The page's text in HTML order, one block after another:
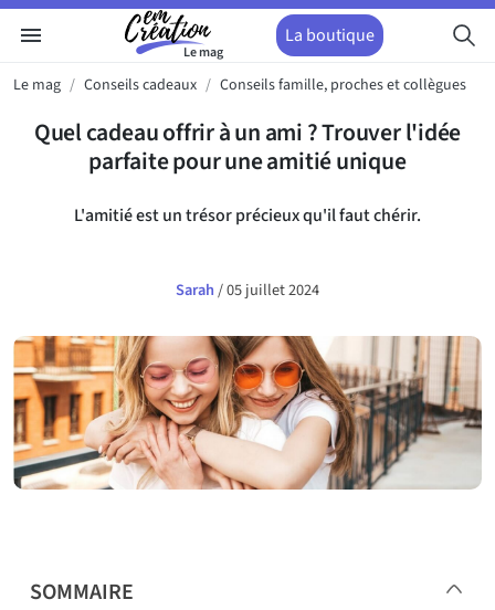
menu
Le mag
La boutique
Le mag Conseils cadeaux Conseils famille, proches et collègues
Quel cadeau offrir à un ami ? Trouver l'idée
parfaite pour une amitié unique
L'amitié est un trésor précieux qu'il faut chérir.
Sarah/05 juillet 2024
SOMMAIRE